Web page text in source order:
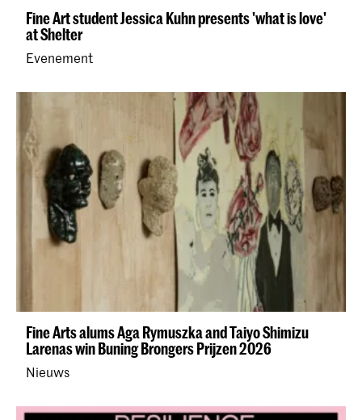
Fine Art student Jessica Kuhn presents 'what is love'
at Shelter
Evenement
Fine Arts alums Aga Rymuszka and Taiyo Shimizu
Larenas win Buning Brongers Prijzen 2026
Nieuws